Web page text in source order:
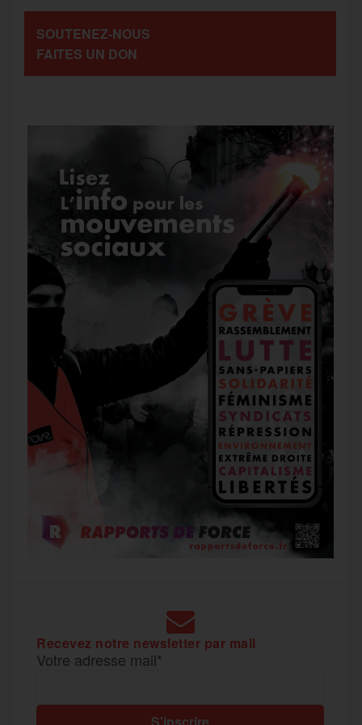
o r
a
g
SOUTENEZ-NOUS
FAITES UN DON
Recevez notre newsletter par mail
Votre adresse mail*